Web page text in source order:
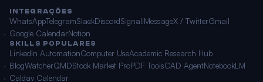
INTEGRAÇÕES
WhatsAppTelegramSlackDiscordSignaliMessageX / TwitterGmail
Google CalendarNotion
SKILLS POPULARES
LinkedIn AutomationComputer UseAcademic Research Hub
BlogWatcherQMDStock Market ProPDF ToolsCAD AgentNotebookLM
Caldav Calendar